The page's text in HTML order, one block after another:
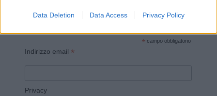
Data Deletion Data Access Privacy Policy
Iscriviti alla newsletter di Gallura Oggi e ricevi le nostre
sul sito web!
* campo obbligatorio
Indirizzo email *
Privacy